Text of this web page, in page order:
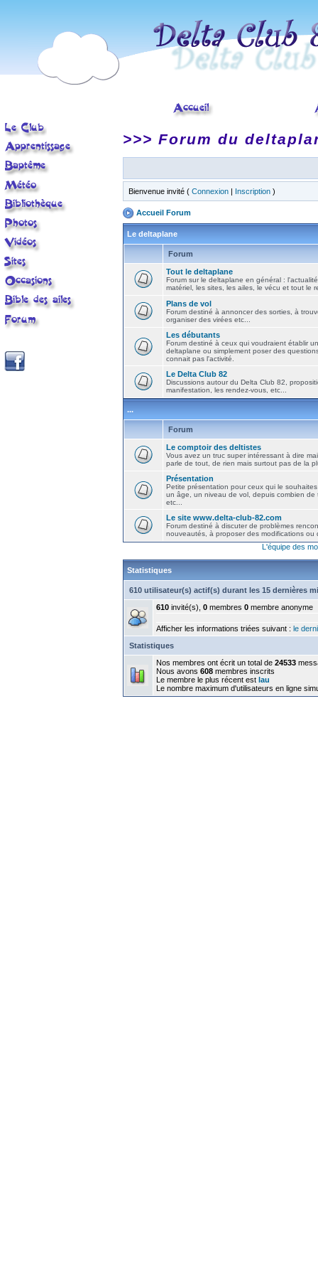
>>> Forum du
Bienvenue invité ( Connexion | Inscription )
Accueil Forum
Le deltaplane
Forum
Tout le deltaplane
Forum sur le deltaplane en général :
matériel, les sites, les ailes, le vécu et tout le
Plans de vol
Forum destiné à annoncer des sorties, à
organiser des virées etc...
Les débutants
Forum destiné à ceux qui voudraient établir
deltaplane ou simplement poser des
connait pas l'activité.
Le Delta Club 82
Discussions autour du Delta Club 82,
manifestation, les rendez-vous, etc...
...
Forum
Le comptoir des deltistes
Vous avez un truc super intéressant à dire
parle de tout, de rien mais surtout pas de la
Présentation
Petite présentation pour ceux qui le
un âge, un niveau de vol, depuis combien de
etc...
Le site www.delta-club-82.com
Forum destiné à discuter de problèmes
nouveautés, à proposer des modifications ou
L'équipe des
Statistiques
610 utilisateur(s) actif(s) durant les 15 dernières
610 invité(s), 0 membres 0 membre anonyme
Afficher les informations triées suivant : le
Statistiques
Nos membres ont écrit un total de 24533
Nous avons 608 membres inscrits
Le membre le plus récent est lau
Le nombre maximum d'utilisateurs en ligne